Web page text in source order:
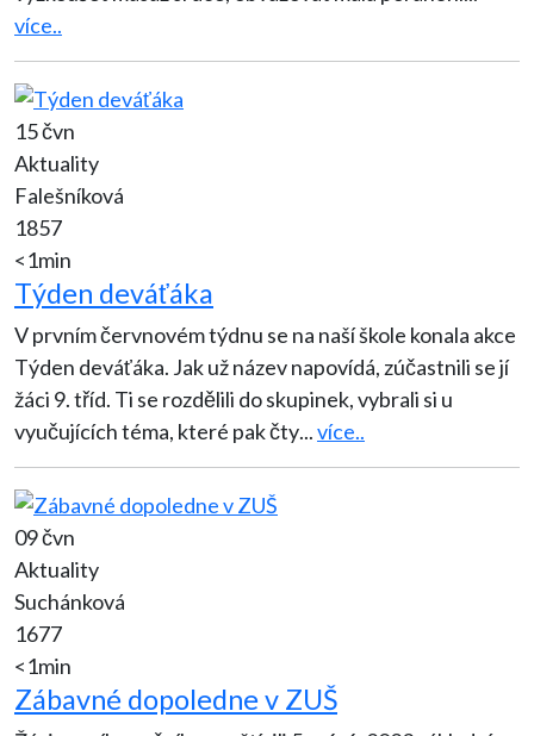
více..
15 čvn
Aktuality
Falešníková
1857
<1min
Týden deváťáka
V prvním červnovém týdnu se na naší škole konala akce
Týden deváťáka. Jak už název napovídá, zúčastnili se jí
žáci 9. tříd. Ti se rozdělili do skupinek, vybrali si u
vyučujících téma, které pak čty...více..
09 čvn
Aktuality
Suchánková
1677
<1min
Zábavné dopoledne v ZUŠ